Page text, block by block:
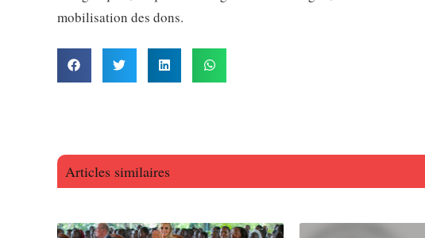
mobilisation des dons.
Articles similaires